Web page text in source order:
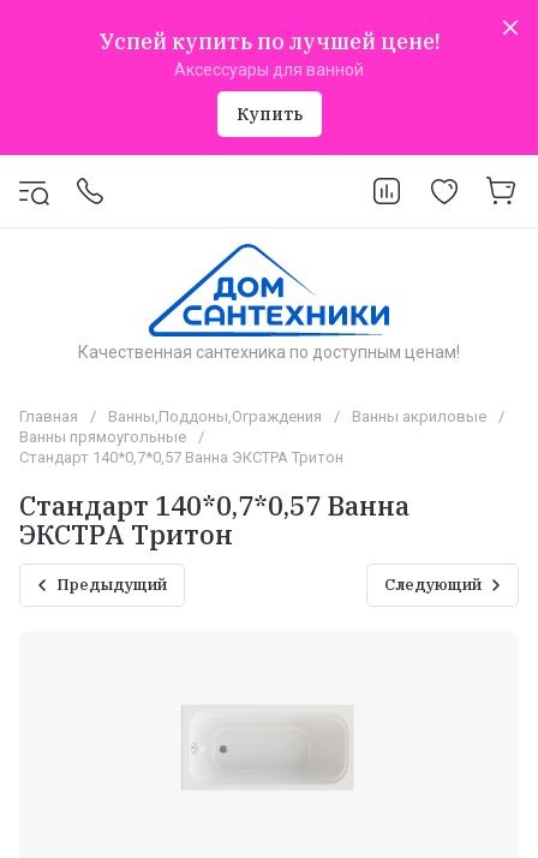
Успей купить по лучшей цене!
Аксессуары для ванной
Купить
Качественная сантехника по доступным ценам!
Главная / Ванны,Поддоны,Ограждения / Ванны акриловые
/
Ванны прямоугольные
/
Стандарт 140*0,7*0,57 Ванна ЭКСТРА Тритон
Стандарт 140*0,7*0,57 Ванна
ЭКСТРА Тритон
Предыдущий Следующий